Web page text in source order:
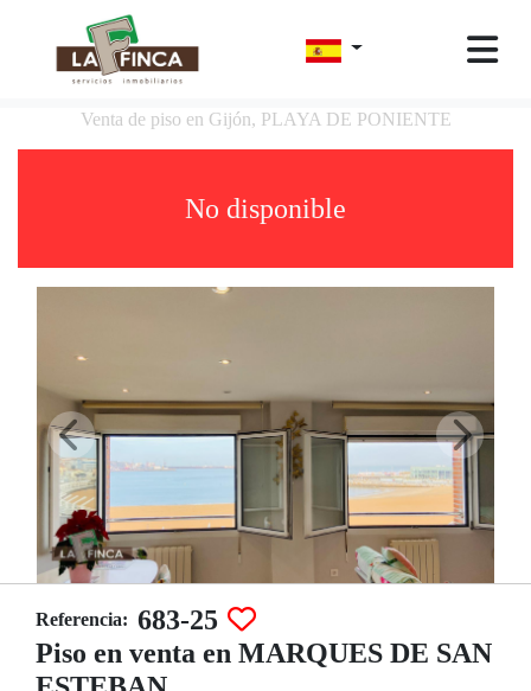
Venta de piso en Gijón, PLAYA DE PONIENTE
No disponible
Referencia: 683-25
Piso en venta en MARQUES DE SAN